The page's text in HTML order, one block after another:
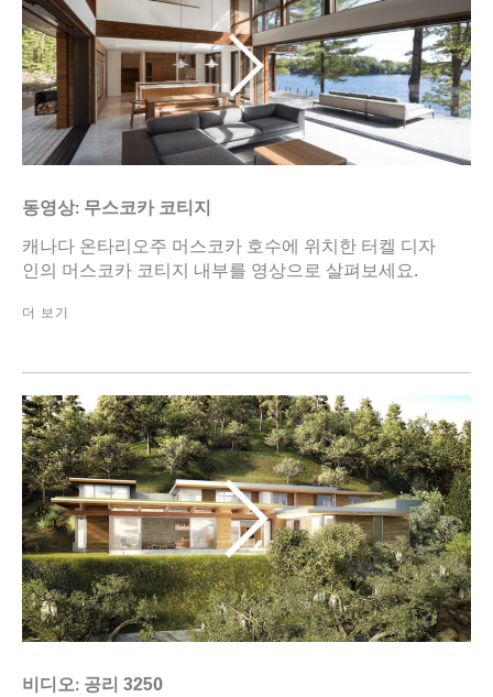
동영상: 무스코카 코티지
캐나다 온타리오주 머스코카 호수에 위치한 터켈 디자
인의 머스코카 코티지 내부를 영상으로 살펴보세요.
더 보기
비디오: 공리 3250